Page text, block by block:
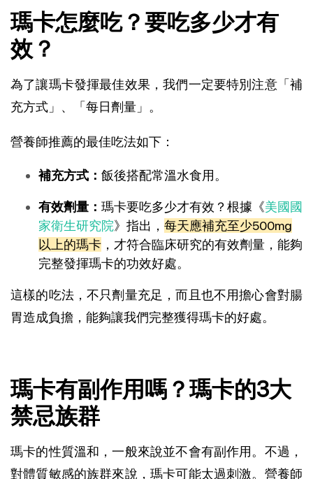
瑪卡怎麼吃？要吃多少才有
效？
為了讓瑪卡發揮最佳效果，我們一定要特別注意「補
充方式」、「每日劑量」。
營養師推薦的最佳吃法如下：
補充方式： 飯後搭配常溫水食用。
有效劑量： 瑪卡要吃多少才有效？根據《美國國
家衛生研究院》指出， 每天應補充至少500mg
以上的瑪卡 ，才符合臨床研究的有效劑量，能夠
完整發揮瑪卡的功效好處。
這樣的吃法，不只劑量充足，而且也不用擔心會對腸
胃造成負擔，能夠讓我們完整獲得瑪卡的好處。
瑪卡有副作用嗎？瑪卡的3大
禁忌族群
瑪卡的性質溫和，一般來說並不會有副作用。不過，
對體質敏感的族群來說，瑪卡可能太過刺激。營養師